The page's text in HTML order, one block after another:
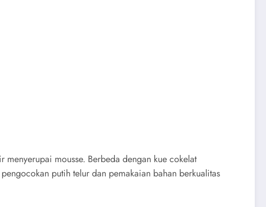
mousse. Berbeda dengan kue cokelat
putih telur dan pemakaian bahan berkualitas